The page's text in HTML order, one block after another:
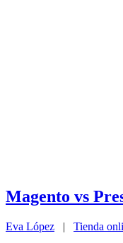
Magento vs
Eva López | Tienda